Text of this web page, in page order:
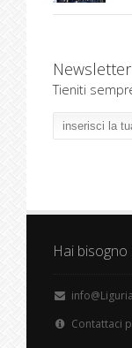
Newsletter
Tieniti
Hai bisogno
Contattaci